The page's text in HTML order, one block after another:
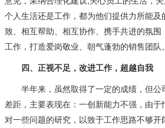
个人生活还是工作，都为他们提供力所能
致、相互帮助、相互协作、携手共进的氛
工作，打造爱岗敬业、朝气蓬勃的销售团队。
四、正视不足，改进工作，超越自我
半年来，虽然取得了一定的成绩，但公
差距，主要表现在：一创新能力不强，由
对一些问题的研究，以致于工作思路不够